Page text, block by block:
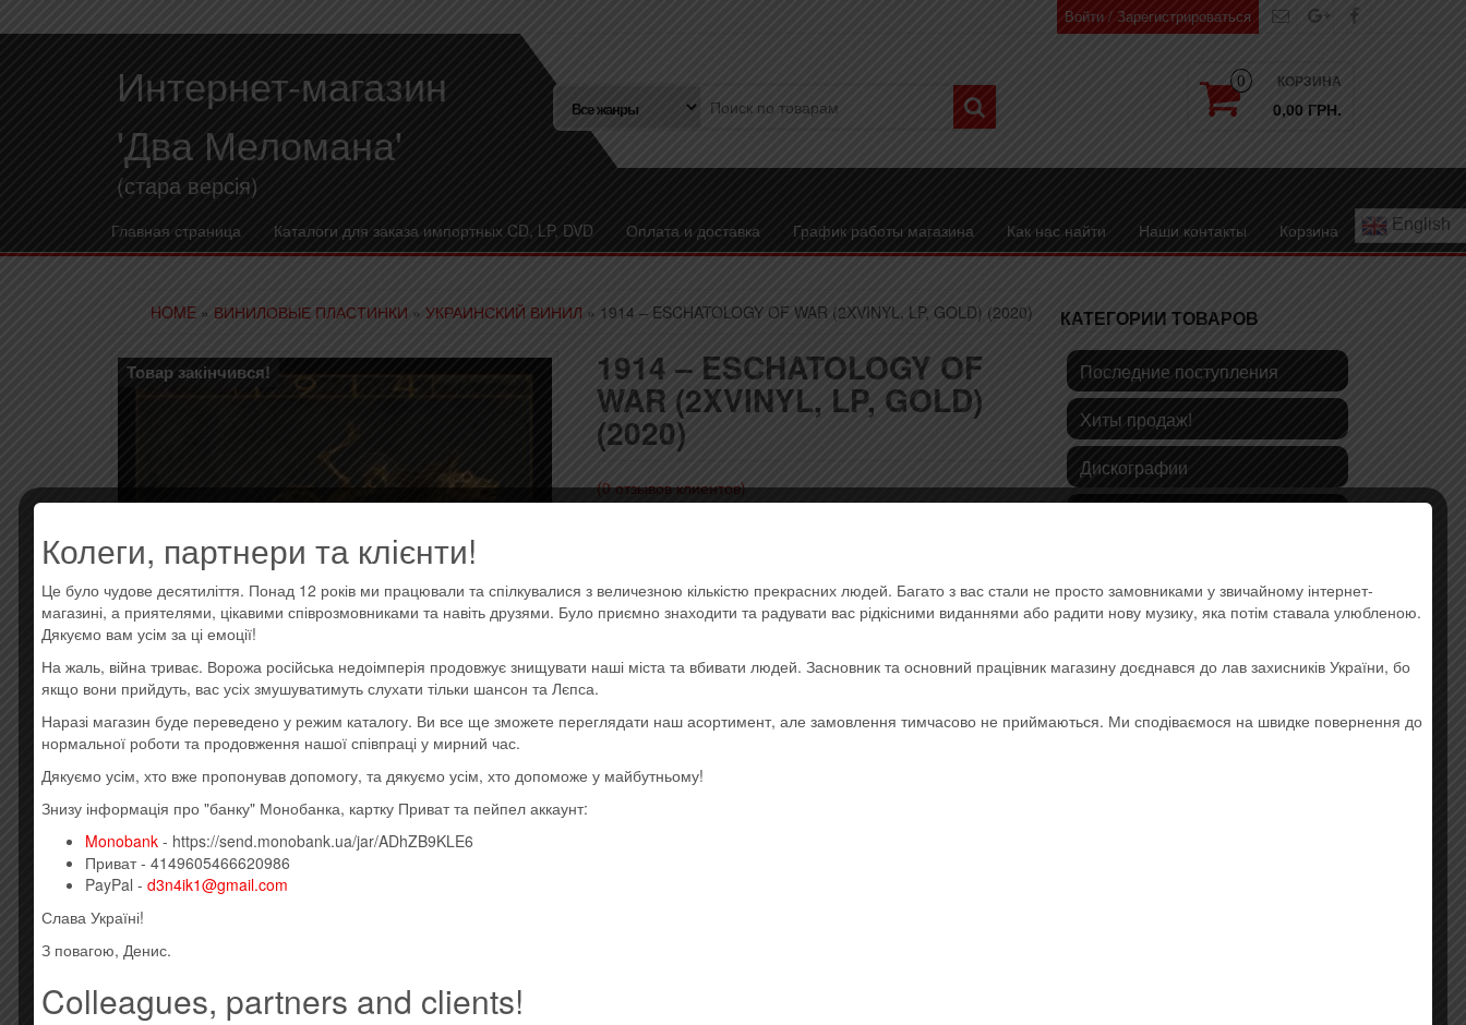
Войти / Зарегистрироваться
Интернет-магазин
'Два Меломана'
(стара версія)
0 КОРЗИНА
0,00 ГРН.
Главная страница Каталоги для заказа импортных CD, LP, DVD Оплата и доставка График работы магазина Как нас найти Наши контакты Корзина English
HOME » ВИНИЛОВЫЕ ПЛАСТИНКИ » УКРАИНСКИЙ ВИНИЛ » 1914 – ESCHATOLOGY OF WAR (2XVINYL, LP, GOLD) (2020)
Товар закінчився! 1914 – ESCHATOLOGY OF
WAR (2XVINYL, LP, GOLD)
(2020)
(0отзывов клиентов)
Вінілова платівка (Vinyl record)
Товар закінчився!
Категории:
- Heavy metal, metalcore, power, hard rock
ОПИСАНИЕ ОТЗЫВЫ (0)
Описание
Новая виниловая пластинка, золотой винил
КАТЕГОРИИ ТОВАРОВ
Последние поступления
Хиты продаж!
Дискографии
Импортные диски и
Rock
Украинская музыка
Колеги, партнери та клієнти!
Це було чудове десятиліття. Понад 12 років ми працювали та спілкувалися з величезною кількістю прекрасних людей. Багато з вас стали не просто замовниками у звичайному інтернет-
магазині, а приятелями, цікавими співрозмовниками та навіть друзями. Було приємно знаходити та радувати вас рідкісними виданнями або радити нову музику, яка потім ставала улюбленою.
Дякуємо вам усім за ці емоції!
На жаль, війна триває. Ворожа російська недоімперія продовжує знищувати наші міста та вбивати людей. Засновник та основний працівник магазину доєднався до лав захисників України, бо
якщо вони прийдуть, вас усіх змушуватимуть слухати тільки шансон та Лєпса.
Наразі магазин буде переведено у режим каталогу. Ви все ще зможете переглядати наш асортимент, але замовлення тимчасово не приймаються. Ми сподіваємося на швидке повернення до
нормальної роботи та продовження нашої співпраці у мирний час.
Дякуємо усім, хто вже пропонував допомогу, та дякуємо усім, хто допоможе у майбутньому!
Знизу інформація про "банку" Монобанка, картку Приват та пейпел аккаунт:
Monobank - https://send.monobank.ua/jar/ADhZB9KLE6
Приват - 4149605466620986
PayPal - d3n4ik1@gmail.com
Слава Україні!
З повагою, Денис.
Colleagues, partners and clients!